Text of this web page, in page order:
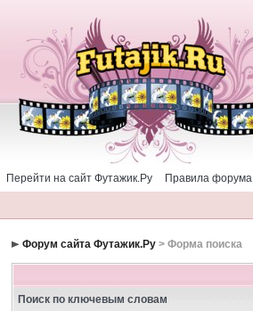
Перейти на сайт Футажик.Ру Правила форума
Форум сайта Футажик.Ру > Форма поиска
Поиск по ключевым словам